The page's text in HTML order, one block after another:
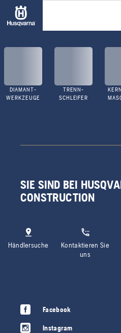
DIAMANT-
WERKZEUGE
TRENN-
SCHLEIFER
SIE SIND BEI
CONSTRUCTION
Händlersuche
Kontaktieren Sie
uns
Facebook
Instagram